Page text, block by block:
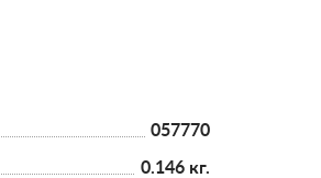
057770
0.146 кг.